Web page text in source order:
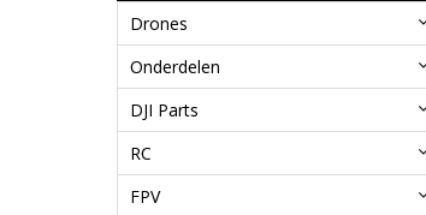
Drones
Onderdelen
DJI Parts
RC
FPV